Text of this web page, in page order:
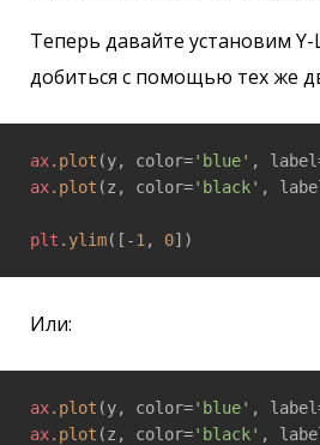
Теперь давайте установим
добиться с помощью тех же
ax.plot (y, color='blue' ,
ax.plot (z, color='black' ,
plt .ylim([-1 , 0
Или:
ax.plot (y, color='blue' ,
ax.plot (z, color='black' ,